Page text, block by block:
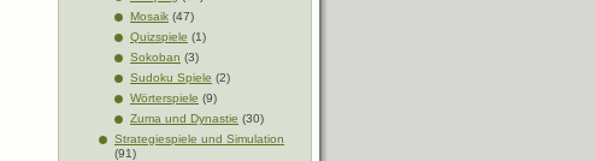
Mosaik (47)
Quizspiele (1)
Sokoban (3)
Sudoku Spiele (2)
Wörterspiele (9)
Zuma und Dynastie (30)
Strategiespiele und Simulation
(91)